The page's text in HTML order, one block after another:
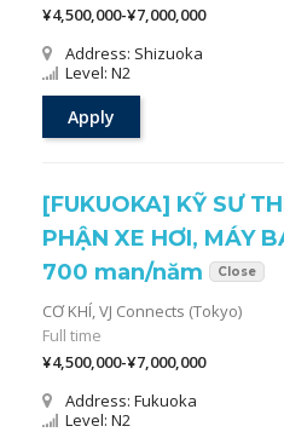
¥4,500,000-¥7,000,000
Address: Shizuoka
Level: N2
Apply
[FUKUOKA] KỸ SƯ
PHẬN XE HƠI, MÁY
700 man/năm
Close
CƠ KHÍ,VJ Connects (Tokyo)
Full time
¥4,500,000-¥7,000,000
Address: Fukuoka
Level: N2